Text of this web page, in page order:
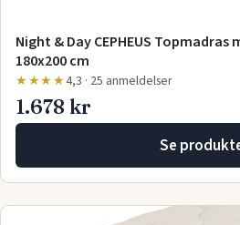
Night & Day CEPHEUS
180x200 cm
★★★★4,3 · 25 anmeldelser
1.678 kr
Se